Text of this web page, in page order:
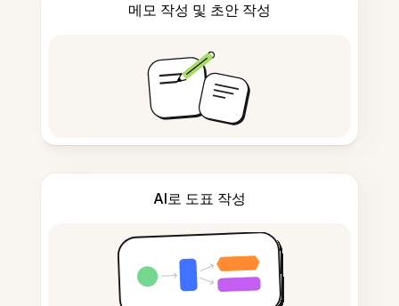
메모 작성 및 초안 작성
AI로 도표 작성